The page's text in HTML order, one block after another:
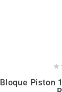

Bloque Piston